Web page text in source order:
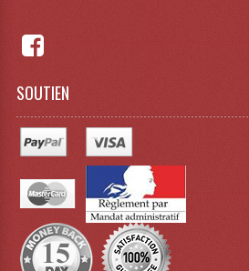
Lampes
Panneaux, Piste Danse
SOUTIEN